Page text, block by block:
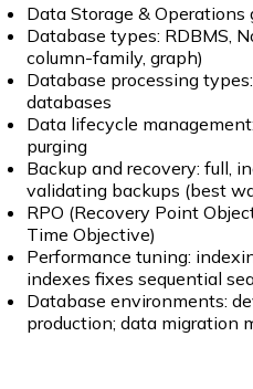
Data Storage & Operations
Database types: RDBMS,
column-family, graph)
Database processing
databases
Data lifecycle
purging
Backup and recovery: full,
validating backups (best
RPO (Recovery Point
Time Objective)
Performance tuning:
indexes fixes sequential
Database environments:
production; data migration